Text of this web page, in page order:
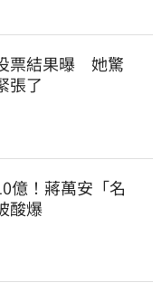
票結果曝　她驚
張了
億！蔣萬安「名
酸爆